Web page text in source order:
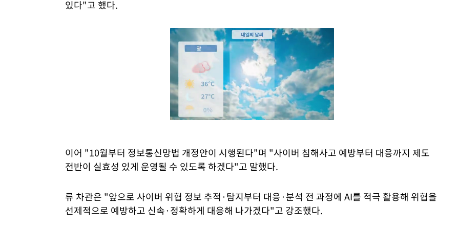
있다"고 했다.
Mute
이어 "10월부터 정보통신망법 개정안이 시행된다"며 "사이버 침해사고 예방부터 대응까지 제도
전반이 실효성 있게 운영될 수 있도록 하겠다"고 말했다.
류 차관은 "앞으로 사이버 위협 정보 추적·탐지부터 대응·분석 전 과정에 AI를 적극 활용해 위협을
선제적으로 예방하고 신속·정확하게 대응해 나가겠다"고 강조했다.